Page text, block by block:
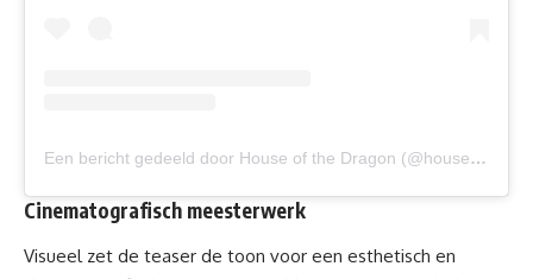
Een bericht gedeeld door House of the Dragon (@houseofthedragonhbo)
Cinematografisch meesterwerk
Visueel zet de teaser de toon voor een esthetisch en